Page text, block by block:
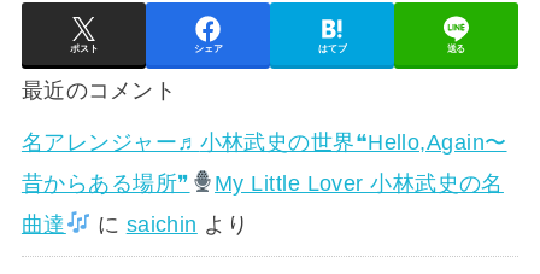
ポスト シェア はてブ 送る
最近のコメント
名アレンジャー♬ 小林武史の世界❝Hello,Again〜
昔からある場所❞
My Little Lover 小林武史の名
曲達
に saichin より